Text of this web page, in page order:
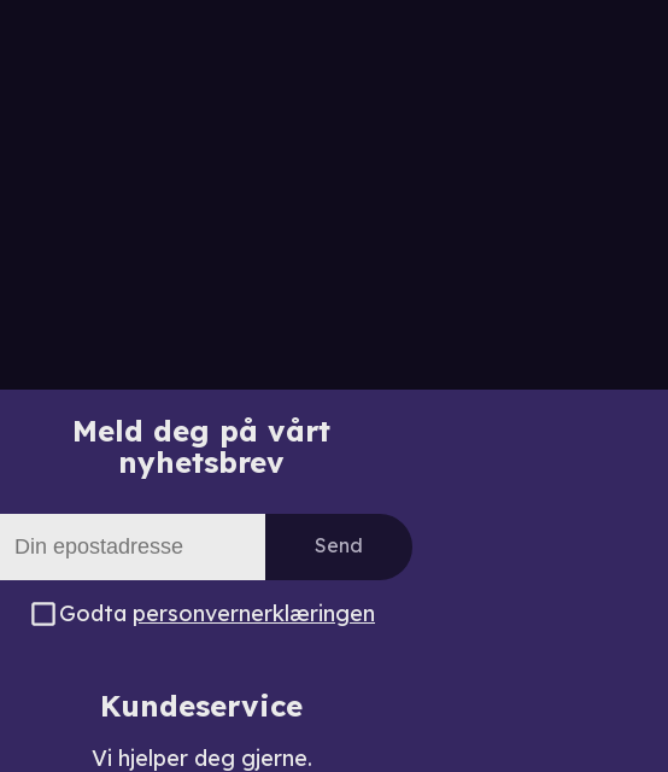
Meld deg på vårt
nyhetsbrev
Send
Godta personvernerklæringen
Kundeservice
Vi hjelper deg gjerne.